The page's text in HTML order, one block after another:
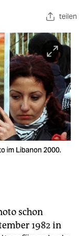
teilen
im Libanon 2000.
schon
1982 in